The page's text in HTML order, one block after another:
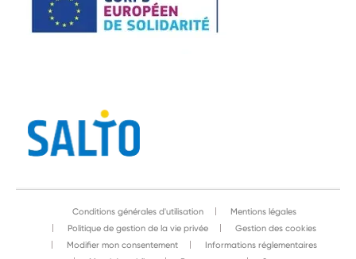
Conditions générales d'utilisation
Mentions légales
Politique de gestion de la vie privée
Gestion des cookies
Modifier mon consentement
Informations réglementaires